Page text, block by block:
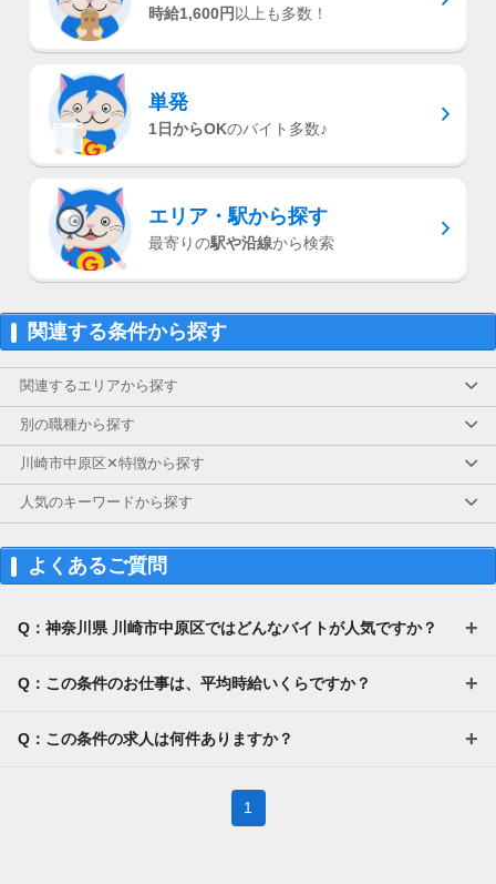
時給1,600円 以上も多数！
単発
1日からOKのバイト多数♪
エリア・駅から探す
最寄りの駅や沿線から検索
関連する条件から探す
関連するエリアから探す
別の職種から探す
川崎市中原区✕特徴から探す
人気のキーワードから探す
よくあるご質問
Q：神奈川県 川崎市中原区ではどんなバイトが人気ですか？
Q：この条件のお仕事は、平均時給いくらですか？
Q：この条件の求人は何件ありますか？
1